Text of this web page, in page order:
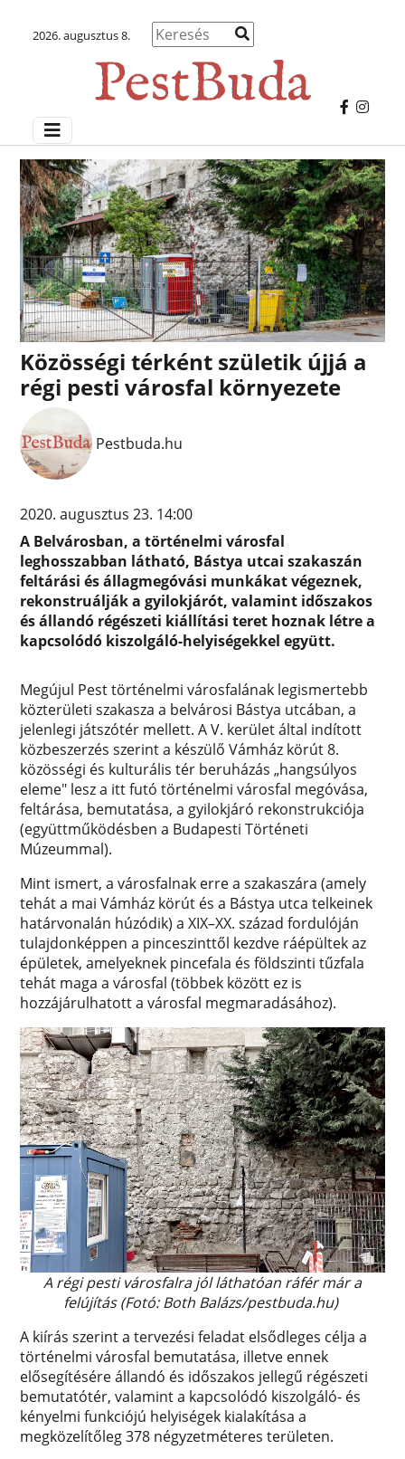
2026. augusztus 8.
Közösségi térként születik újjá a
régi pesti városfal környezete
Pestbuda.hu
2020. augusztus 23. 14:00
A Belvárosban, a történelmi városfal
leghosszabban látható, Bástya utcai szakaszán
feltárási és állagmegóvási munkákat végeznek,
rekonstruálják a gyilokjárót, valamint időszakos
és állandó régészeti kiállítási teret hoznak létre a
kapcsolódó kiszolgáló-helyiségekkel együtt.
Megújul Pest történelmi városfalának legismertebb
közterületi szakasza a belvárosi Bástya utcában, a
jelenlegi játszótér mellett. A V. kerület által indított
közbeszerzés szerint a készülő Vámház körút 8.
közösségi és kulturális tér beruházás „hangsúlyos
eleme" lesz a itt futó történelmi városfal megóvása,
feltárása, bemutatása, a gyilokjáró rekonstrukciója
(együttműködésben a Budapesti Történeti
Múzeummal).
Mint ismert, a városfalnak erre a szakaszára (amely
tehát a mai Vámház körút és a Bástya utca telkeinek
határvonalán húzódik) a XIX–XX. század fordulóján
tulajdonképpen a pinceszinttől kezdve ráépültek az
épületek, amelyeknek pincefala és földszinti tűzfala
tehát maga a városfal (többek között ez is
hozzájárulhatott a városfal megmaradásához).
A régi pesti városfalra jól láthatóan ráfér már a
felújítás (Fotó: Both Balázs/pestbuda.hu)
A kiírás szerint a tervezési feladat elsődleges célja a
történelmi városfal bemutatása, illetve ennek
elősegítésére állandó és időszakos jellegű régészeti
bemutatótér, valamint a kapcsolódó kiszolgáló- és
kényelmi funkciójú helyiségek kialakítása a
megközelítőleg 378 négyzetméteres területen.